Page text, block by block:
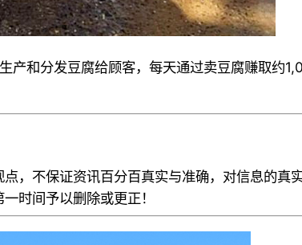
产和分发豆腐给顾客，每天通过卖豆腐赚取
，不保证资讯百分百真实与准确，对信息的
一时间予以删除或更正！